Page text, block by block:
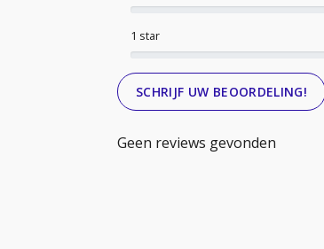
1 star
SCHRIJF UW BEOORDELING!
Geen reviews gevonden